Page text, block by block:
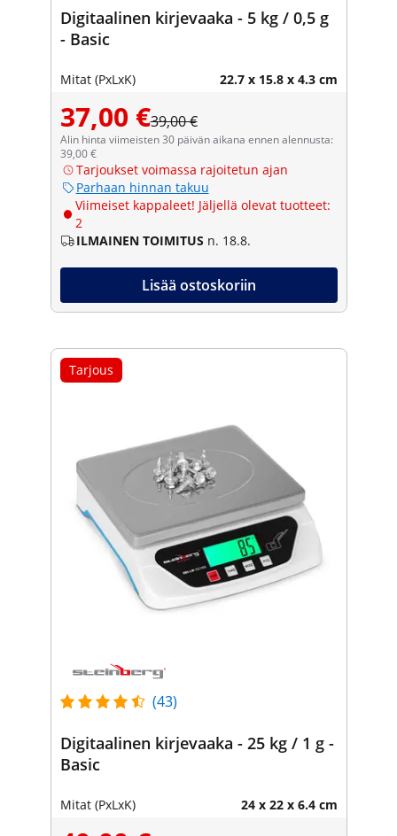
Digitaalinen kirjevaaka - 5 kg / 0,5 g
- Basic
Mitat (PxLxK) 22.7 x 15.8 x 4.3 cm
37,00 €39,00 €
Alin hinta viimeisten 30 päivän aikana ennen alennusta:
39,00 €
Tarjoukset voimassa rajoitetun ajan
Parhaan hinnan takuu
Viimeiset kappaleet! Jäljellä olevat tuotteet:
2
ILMAINEN TOIMITUS n. 18.8.
Lisää ostoskoriin
Tarjous
(43)
Digitaalinen kirjevaaka - 25 kg / 1 g -
Basic
Mitat (PxLxK) 24 x 22 x 6.4 cm